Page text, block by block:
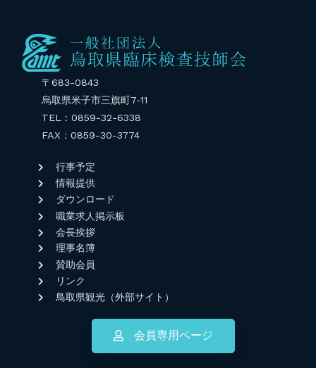
〒683-0843
烏取県米子市三旗町7-11
TEL：0859-32-6338
FAX：0859-30-3774
行事予定
情報提供
ダウンロード
職業求人掲示板
会長挨拶
理事名簿
賛助会員
リンク
鳥取県観光（外部サイト）
会員専用ページ